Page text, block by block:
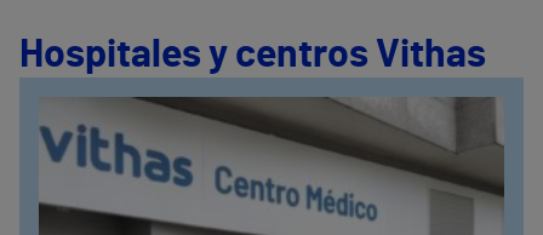
Hospitales y centros Vithas